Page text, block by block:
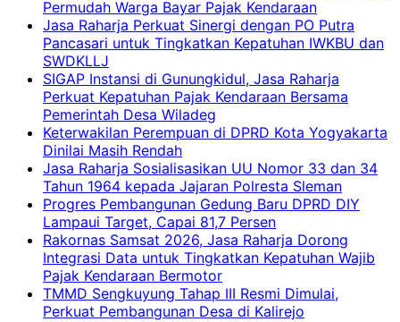
Permudah Warga Bayar Pajak Kendaraan
Jasa Raharja Perkuat Sinergi dengan PO Putra
Pancasari untuk Tingkatkan Kepatuhan IWKBU dan
SWDKLLJ
SIGAP Instansi di Gunungkidul, Jasa Raharja
Perkuat Kepatuhan Pajak Kendaraan Bersama
Pemerintah Desa Wiladeg
Keterwakilan Perempuan di DPRD Kota Yogyakarta
Dinilai Masih Rendah
Jasa Raharja Sosialisasikan UU Nomor 33 dan 34
Tahun 1964 kepada Jajaran Polresta Sleman
Progres Pembangunan Gedung Baru DPRD DIY
Lampaui Target, Capai 81,7 Persen
Rakornas Samsat 2026, Jasa Raharja Dorong
Integrasi Data untuk Tingkatkan Kepatuhan Wajib
Pajak Kendaraan Bermotor
TMMD Sengkuyung Tahap III Resmi Dimulai,
Perkuat Pembangunan Desa di Kalirejo